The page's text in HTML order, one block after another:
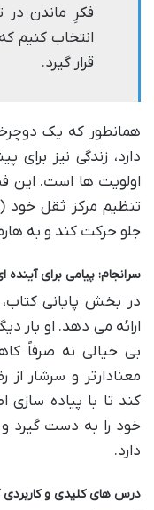
فکرِ ماندن در
انتخاب کنیم
قرار گیرد.
همانطور که یک
دارد، زندگی نیز
اولویت ها است. این
تنظیم مرکز ثقل خود
جلو حرکت کند و به
سرانجام: پیامی برای آینده
در بخش پایانی
ارائه می دهد. او بار
بی خیالی نه صرفاً
معنادارتر و سرشار
کند تا با پیاده
خود را به دست گیرد و
دارد.
درس های کلیدی و کاربردی